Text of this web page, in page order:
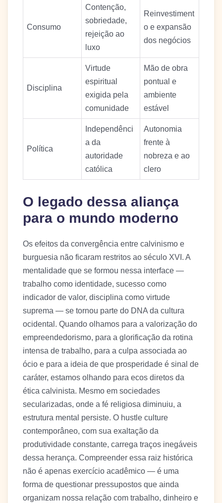
Consumo
Contenção,
sobriedade,
rejeição ao
luxo
Reinvestiment
o e expansão
dos negócios
Disciplina
Virtude
espiritual
exigida pela
comunidade
Mão de obra
pontual e
ambiente
estável
Política
Independênci
a da
autoridade
católica
Autonomia
frente à
nobreza e ao
clero
O legado dessa aliança
para o mundo moderno
Os efeitos da convergência entre calvinismo e
burguesia não ficaram restritos ao século XVI. A
mentalidade que se formou nessa interface —
trabalho como identidade, sucesso como
indicador de valor, disciplina como virtude
suprema — se tornou parte do DNA da cultura
ocidental. Quando olhamos para a valorização do
empreendedorismo, para a glorificação da rotina
intensa de trabalho, para a culpa associada ao
ócio e para a ideia de que prosperidade é sinal de
caráter, estamos olhando para ecos diretos da
ética calvinista. Mesmo em sociedades
secularizadas, onde a fé religiosa diminuiu, a
estrutura mental persiste. O hustle culture
contemporâneo, com sua exaltação da
produtividade constante, carrega traços inegáveis
dessa herança. Compreender essa raiz histórica
não é apenas exercício acadêmico — é uma
forma de questionar pressupostos que ainda
organizam nossa relação com trabalho, dinheiro e